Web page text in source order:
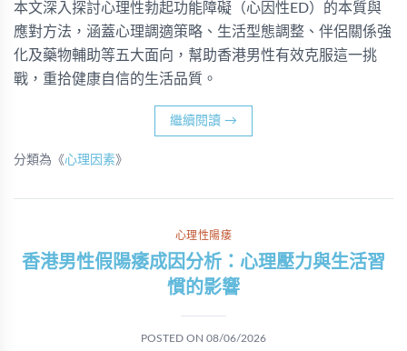
本文深入探討心理性勃起功能障礙（心因性ED）的本質與
應對方法，涵蓋心理調適策略、生活型態調整、伴侶關係強
化及藥物輔助等五大面向，幫助香港男性有效克服這一挑
戰，重拾健康自信的生活品質。
繼續閱讀 →
分類為《心理因素》
心理性陽痿
香港男性假陽痿成因分析：心理壓力與生活習
慣的影響
POSTED ON 08/06/2026